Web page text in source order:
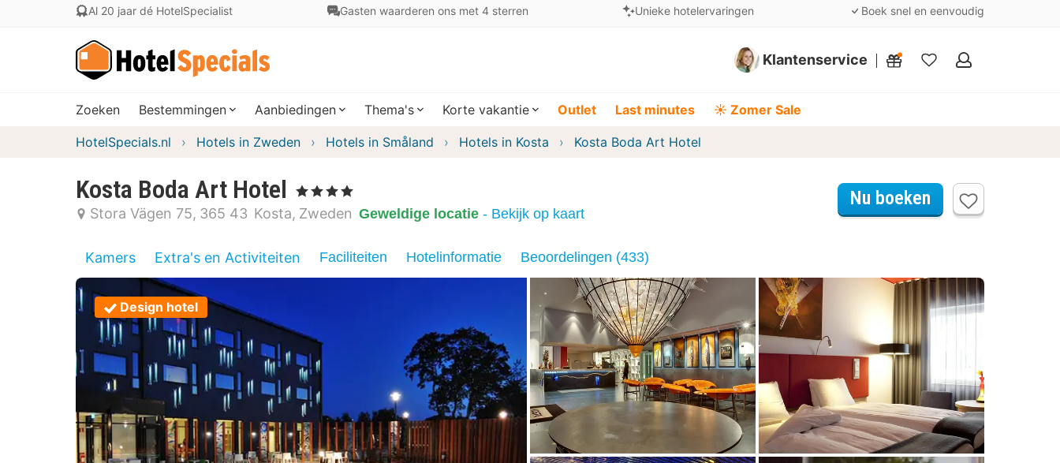
Al 20 jaar dé HotelSpecialist Gasten waarderen ons met 4 sterren Unieke hotelervaringen Boek snel en eenvoudig
Klantenservice
Mijn
Zoeken Bestemmingen Aanbiedingen Thema's Korte vakantie Outlet Last minutes ☀️ Zomer Sale
HotelSpecials.nl Hotels in Zweden Hotels in Småland Hotels in Kosta Kosta Boda Art Hotel
Kosta Boda Art Hotel , 4 Sterren
Stora Vägen 75 365 43 Kosta Zweden Geweldige locatie - Bekijk op kaart
Nu boeken
Kamers Extra's en Activiteiten Faciliteiten Hotelinformatie Beoordelingen (433)
Design hotel